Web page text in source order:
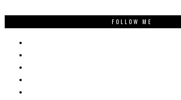
FOLLOW ME